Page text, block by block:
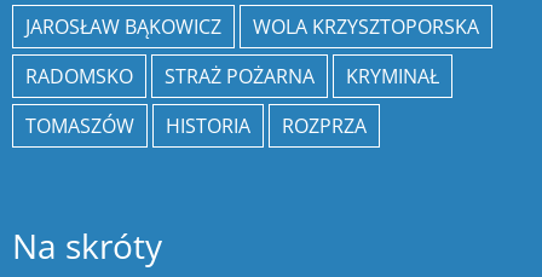
JAROSŁAW BĄKOWICZ
WOLA KRZYSZTOPORSKA
RADOMSKO
STRAŻ POŻARNA
KRYMINAŁ
TOMASZÓW
HISTORIA ROZPRZA
Na skróty